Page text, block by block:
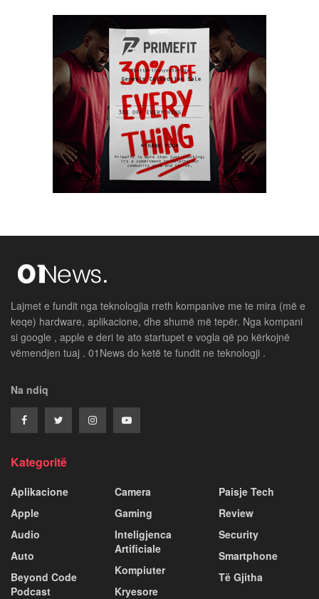
Lajmet e fundit nga teknologjia rreth kompanive me te mira (më e
keqe) hardware, aplikacione, dhe shumë më tepër. Nga kompani
si google , apple e deri te ato startupet e vogla që po kërkojnë
vëmendjen tuaj . 01News do ketë te fundit ne teknologji .
Na ndiq
Kategoritë
Aplikacione
Apple
Audio
Auto
Beyond Code
Podcast
Camera
Gaming
Inteligjenca
Artificiale
Kompiuter
Kryesore
Paisje Tech
Review
Security
Smartphone
Të Gjitha